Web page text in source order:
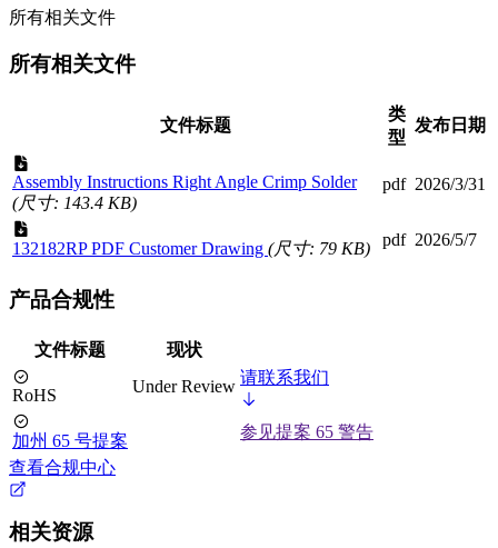
所有相关文件
所有相关文件
文件标题
类
型
发布日期
Assembly Instructions Right Angle Crimp Solder
(尺寸: 143.4 KB)
pdf 2026/3/31
132182RP PDF Customer Drawing (尺寸: 79 KB) pdf 2026/5/7
产品合规性
文件标题 现状
RoHS Under Review 请联系我们
加州 65 号提案
参见提案 65 警告
查看合规中心
相关资源